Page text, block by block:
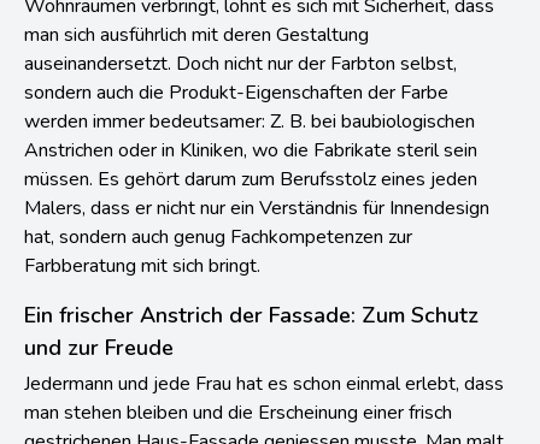
tapezieren
Wenn man bedenkt, wie viel Zeit man in Praxisräumen und
Wohnräumen verbringt, lohnt es sich mit Sicherheit, dass
man sich ausführlich mit deren Gestaltung
auseinandersetzt. Doch nicht nur der Farbton selbst,
sondern auch die Produkt-Eigenschaften der Farbe
werden immer bedeutsamer: Z. B. bei baubiologischen
Anstrichen oder in Kliniken, wo die Fabrikate steril sein
müssen. Es gehört darum zum Berufsstolz eines jeden
Malers, dass er nicht nur ein Verständnis für Innendesign
hat, sondern auch genug Fachkompetenzen zur
Farbberatung mit sich bringt.
Ein frischer Anstrich der Fassade: Zum Schutz
und zur Freude